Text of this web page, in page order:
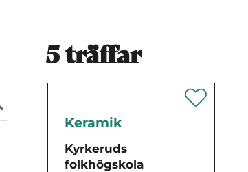
5träffar
Keramik
Kyrkeruds
folkhögskola